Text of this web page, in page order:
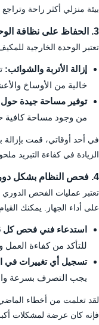
بيئة منزلي أكثر راحة
3. الحفاظ على نظافة الوحدة الخارجية
تعتبر الوحدة الخارجية
إزالة الأتربة والشوائب:
خالية من الأوساخ
توفير مساحة جيدة حول
من وجود مساحة كافية
في أحد أوقاتي، قمت بإزالة
الزيادة في كفاءة التبريد
4. فحص النظام بشكل دوري
تعتبر عمليات الفحص
على أداء الجهاز. يمكنك
استدعاء فني فحص كل 6 أشهر:
للتأكد من كفاءة العمل
تسجيل أي تغييرات في
يجب التصرف بسرعة
لقد تعلمت من أخطاء الماضي
فإنه كان عرضة لمشكلات